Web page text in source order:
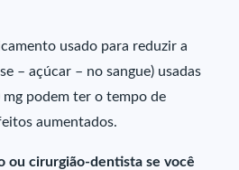
usado para reduzir a
– açúcar – no sangue) usadas
podem ter o tempo de
aumentados.
ou cirurgião-dentista se você